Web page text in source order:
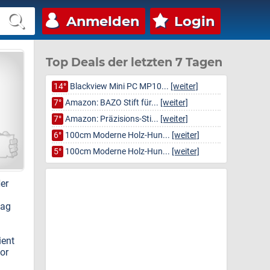
Anmelden Login
Top Deals der letzten 7 Tagen
14° Blackview Mini PC MP10... [weiter]
7° Amazon: BAZO Stift für... [weiter]
7° Amazon: Präzisions-Sti... [weiter]
6° 100cm Moderne Holz-Hun... [weiter]
5° 100cm Moderne Holz-Hun... [weiter]